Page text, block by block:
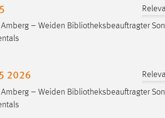
– Weiden Bibliotheksbeauftragter
2026
– Weiden Bibliotheksbeauftragter